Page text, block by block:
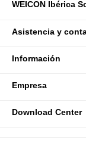
WEICON Ibérica
Asistencia y
Información
Empresa
Download Center